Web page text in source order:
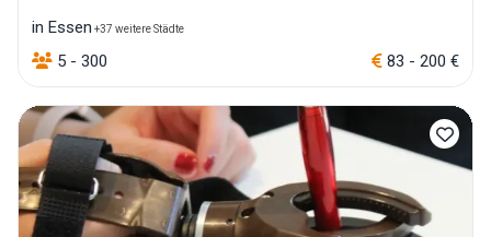
in Essen +37 weitere Städte
5 - 300 83 - 200 €